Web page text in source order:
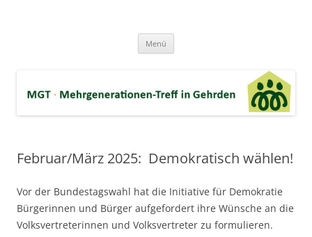
Menü
Februar/März 2025: Demokratisch wählen!
Vor der Bundestagswahl hat die Initiative für Demokratie
Bürgerinnen und Bürger aufgefordert ihre Wünsche an die
Volksvertreterinnen und Volksvertreter zu formulieren.